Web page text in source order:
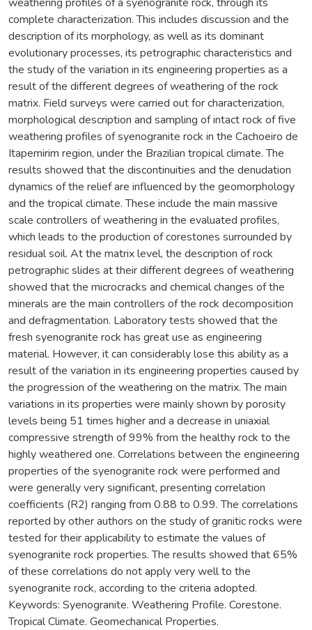
complete characterization. This includes discussion and the
description of its morphology, as well as its dominant
evolutionary processes, its petrographic characteristics and
the study of the variation in its engineering properties as a
result of the different degrees of weathering of the rock
matrix. Field surveys were carried out for characterization,
morphological description and sampling of intact rock of five
weathering profiles of syenogranite rock in the Cachoeiro de
Itapemirim region, under the Brazilian tropical climate. The
results showed that the discontinuities and the denudation
dynamics of the relief are influenced by the geomorphology
and the tropical climate. These include the main massive
scale controllers of weathering in the evaluated profiles,
which leads to the production of corestones surrounded by
residual soil. At the matrix level, the description of rock
petrographic slides at their different degrees of weathering
showed that the microcracks and chemical changes of the
minerals are the main controllers of the rock decomposition
and defragmentation. Laboratory tests showed that the
fresh syenogranite rock has great use as engineering
material. However, it can considerably lose this ability as a
result of the variation in its engineering properties caused by
the progression of the weathering on the matrix. The main
variations in its properties were mainly shown by porosity
levels being 51 times higher and a decrease in uniaxial
compressive strength of 99% from the healthy rock to the
highly weathered one. Correlations between the engineering
properties of the syenogranite rock were performed and
were generally very significant, presenting correlation
coefficients (R2) ranging from 0.88 to 0.99. The correlations
reported by other authors on the study of granitic rocks were
tested for their applicability to estimate the values of
syenogranite rock properties. The results showed that 65%
of these correlations do not apply very well to the
syenogranite rock, according to the criteria adopted.
Keywords: Syenogranite. Weathering Profile. Corestone.
Tropical Climate. Geomechanical Properties.